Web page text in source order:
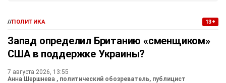
//ПОЛИТИКА 13+
Запад определил Британию «сменщиком»
США в поддержке Украины?
7 августа 2026, 13:55
Анна Шершнева , политический обозреватель, публицист